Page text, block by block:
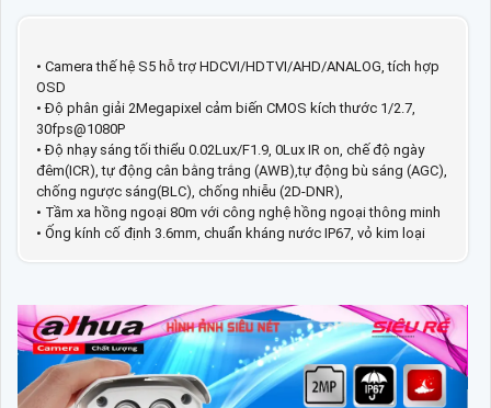
• Camera thế hệ S5 hỗ trợ HDCVI/HDTVI/AHD/ANALOG, tích hợp
OSD
• Độ phân giải 2Megapixel cảm biến CMOS kích thước 1/2.7,
30fps@1080P
• Độ nhạy sáng tối thiểu 0.02Lux/F1.9, 0Lux IR on, chế độ ngày
đêm(ICR), tự động cân bằng trắng (AWB),tự động bù sáng (AGC),
chống ngược sáng(BLC), chống nhiễu (2D-DNR),
• Tầm xa hồng ngoại 80m với công nghệ hồng ngoại thông minh
• Ống kính cố định 3.6mm, chuẩn kháng nước IP67, vỏ kim loại